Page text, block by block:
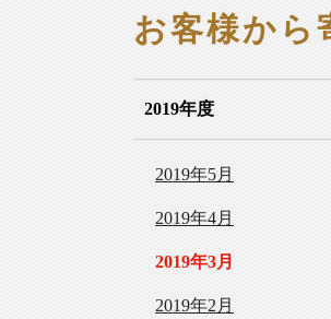
お客様から
2019年度
2019年5月
2019年4月
2019年3月
2019年2月